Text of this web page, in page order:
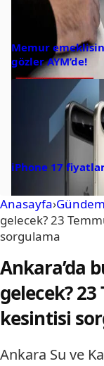
Memur
gözler AYM’de!
iPhone 17
Anasayfa›Gündem
gelecek? 23
sorgulama
Ankara’da
gelecek?
kesintisi
Ankara Su ve